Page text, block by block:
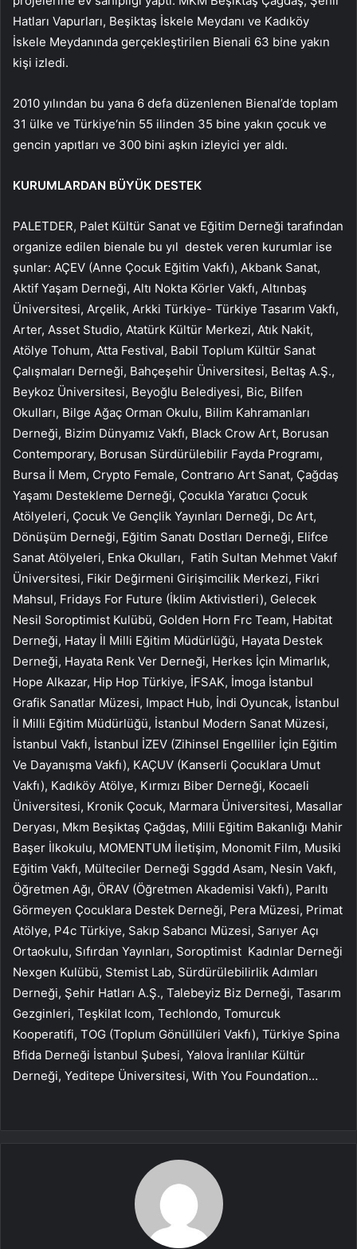
Hatları Vapurları, Beşiktaş İskele Meydanı ve Kadıköy
İskele Meydanında gerçekleştirilen Bienali 63 bine yakın
kişi izledi.
2010 yılından bu yana 6 defa düzenlenen Bienal’de toplam
31 ülke ve Türkiye‘nin 55 ilinden 35 bine yakın çocuk ve
gencin yapıtları ve 300 bini aşkın izleyici yer aldı.
KURUMLARDAN BÜYÜK DESTEK
PALETDER, Palet Kültür Sanat ve Eğitim Derneği tarafından
organize edilen bienale bu yıl destek veren kurumlar ise
şunlar: AÇEV (Anne Çocuk Eğitim Vakfı), Akbank Sanat,
Aktif Yaşam Derneği, Altı Nokta Körler Vakfı, Altınbaş
Üniversitesi, Arçelik, Arkki Türkiye- Türkiye Tasarım Vakfı,
Arter, Asset Studio, Atatürk Kültür Merkezi, Atık Nakit,
Atölye Tohum, Atta Festival, Babil Toplum Kültür Sanat
Çalışmaları Derneği, Bahçeşehir Üniversitesi, Beltaş A.Ş.,
Beykoz Üniversitesi, Beyoğlu Belediyesi, Bic, Bilfen
Okulları, Bilge Ağaç Orman Okulu, Bilim Kahramanları
Derneği, Bizim Dünyamız Vakfı, Black Crow Art, Borusan
Contemporary, Borusan Sürdürülebilir Fayda Programı,
Bursa İl Mem, Crypto Female, Contrarıo Art Sanat, Çağdaş
Yaşamı Destekleme Derneği, Çocukla Yaratıcı Çocuk
Atölyeleri, Çocuk Ve Gençlik Yayınları Derneği, Dc Art,
Dönüşüm Derneği, Eğitim Sanatı Dostları Derneği, Elifce
Sanat Atölyeleri, Enka Okulları, Fatih Sultan Mehmet Vakıf
Üniversitesi, Fikir Değirmeni Girişimcilik Merkezi, Fikri
Mahsul, Fridays For Future (İklim Aktivistleri), Gelecek
Nesil Soroptimist Kulübü, Golden Horn Frc Team, Habitat
Derneği, Hatay İl Milli Eğitim Müdürlüğü, Hayata Destek
Derneği, Hayata Renk Ver Derneği, Herkes İçin Mimarlık,
Hope Alkazar, Hip Hop Türkiye, İFSAK, İmoga İstanbul
Grafik Sanatlar Müzesi, Impact Hub, İndi Oyuncak, İstanbul
İl Milli Eğitim Müdürlüğü, İstanbul Modern Sanat Müzesi,
İstanbul Vakfı, İstanbul İZEV (Zihinsel Engelliler İçin Eğitim
Ve Dayanışma Vakfı), KAÇUV (Kanserli Çocuklara Umut
Vakfı), Kadıköy Atölye, Kırmızı Biber Derneği, Kocaeli
Üniversitesi, Kronik Çocuk, Marmara Üniversitesi, Masallar
Deryası, Mkm Beşiktaş Çağdaş, Milli Eğitim Bakanlığı Mahir
Başer İlkokulu, MOMENTUM İletişim, Monomit Film, Musiki
Eğitim Vakfı, Mülteciler Derneği Sggdd Asam, Nesin Vakfı,
Öğretmen Ağı, ÖRAV (Öğretmen Akademisi Vakfı), Parıltı
Görmeyen Çocuklara Destek Derneği, Pera Müzesi, Primat
Atölye, P4c Türkiye, Sakıp Sabancı Müzesi, Sarıyer Açı
Ortaokulu, Sıfırdan Yayınları, Soroptimist Kadınlar Derneği
Nexgen Kulübü, Stemist Lab, Sürdürülebilirlik Adımları
Derneği, Şehir Hatları A.Ş., Talebeyiz Biz Derneği, Tasarım
Gezginleri, Teşkilat Icom, Techlondo, Tomurcuk
Kooperatifi, TOG (Toplum Gönüllüleri Vakfı), Türkiye Spina
Bfida Derneği İstanbul Şubesi, Yalova İranlılar Kültür
Derneği, Yeditepe Üniversitesi, With You Foundation…